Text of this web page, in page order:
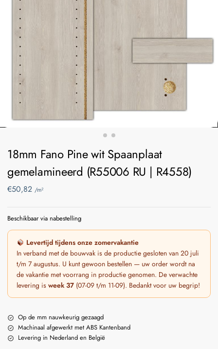
18mm Fano Pine wit Spaanplaat
gemelamineerd (R55006 RU | R4558)
€50,82 /m²
Beschikbaar via nabestelling
Levertijd tijdens onze zomervakantie
In verband met de bouwvak is de productie gesloten van 20 juli
t/m 7 augustus. U kunt gewoon bestellen — uw order wordt na
de vakantie met voorrang in productie genomen. De verwachte
levering is week 37 (07-09 t/m 11-09). Bedankt voor uw begrip!
Op de mm nauwkeurig gezaagd
Machinaal afgewerkt met ABS Kantenband
Levering in Nederland en België